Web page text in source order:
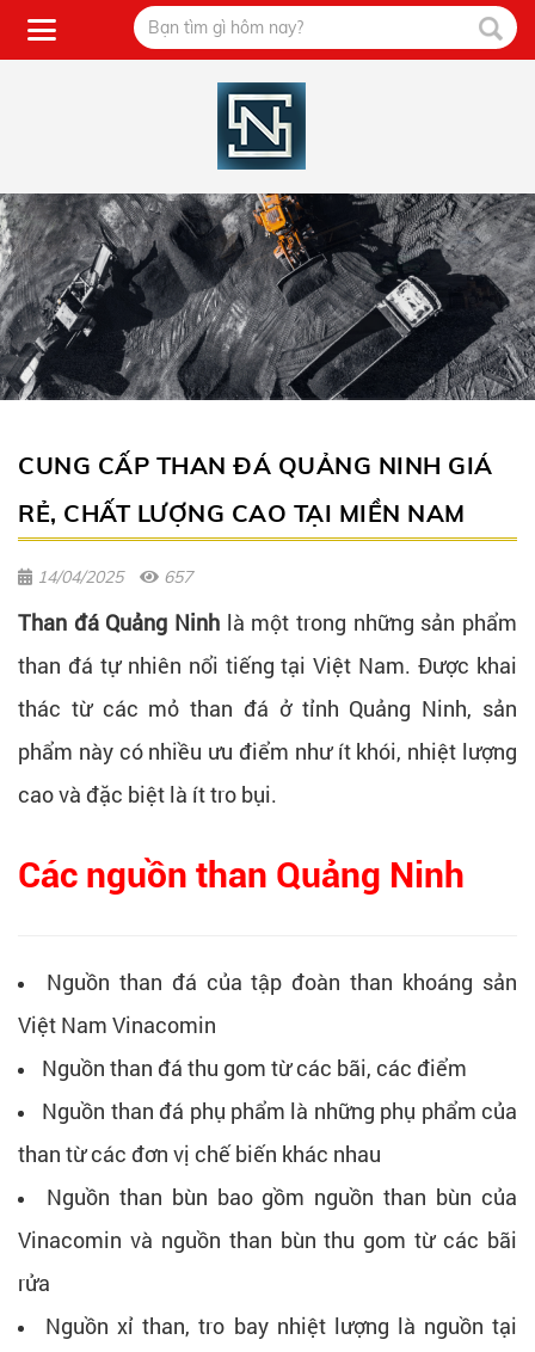
CUNG CẤP THAN ĐÁ QUẢNG NINH GIÁ
RẺ, CHẤT LƯỢNG CAO TẠI MIỀN NAM
14/04/2025 657
Than đá Quảng Ninh là một trong những sản phẩm
than đá tự nhiên nổi tiếng tại Việt Nam. Được khai
thác từ các mỏ than đá ở tỉnh Quảng Ninh, sản
phẩm này có nhiều ưu điểm như ít khói, nhiệt lượng
cao và đặc biệt là ít tro bụi.
Các nguồn than Quảng Ninh
Nguồn than đá của tập đoàn than khoáng sản
Việt Nam Vinacomin
Nguồn than đá thu gom từ các bãi, các điểm
Nguồn than đá phụ phẩm là những phụ phẩm của
than từ các đơn vị chế biến khác nhau
Nguồn than bùn bao gồm nguồn than bùn của
Vinacomin và nguồn than bùn thu gom từ các bãi
rửa
Nguồn xỉ than, tro bay nhiệt lượng là nguồn tại